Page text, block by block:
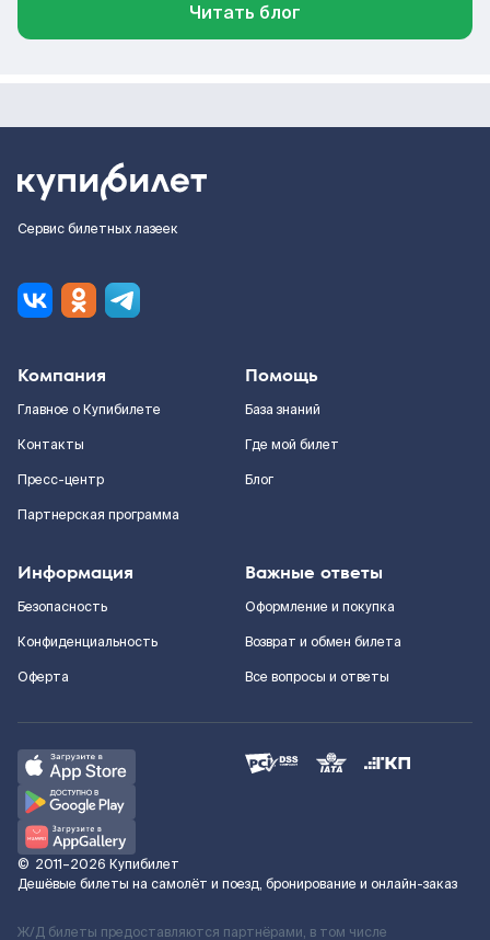
Читать блог
Сервис билетных лазеек
Компания
Главное о Купибилете
Контакты
Пресс-центр
Партнерская программа
Помощь
База знаний
Где мой билет
Блог
Информация
Безопасность
Конфиденциальность
Оферта
Важные ответы
Оформление и покупка
Возврат и обмен билета
Все вопросы и ответы
© 2011–2026 Купибилет
Дешёвые билеты на самолёт и поезд, бронирование и онлайн-заказ
Ж/Д билеты предоставляются партнёрами, в том числе